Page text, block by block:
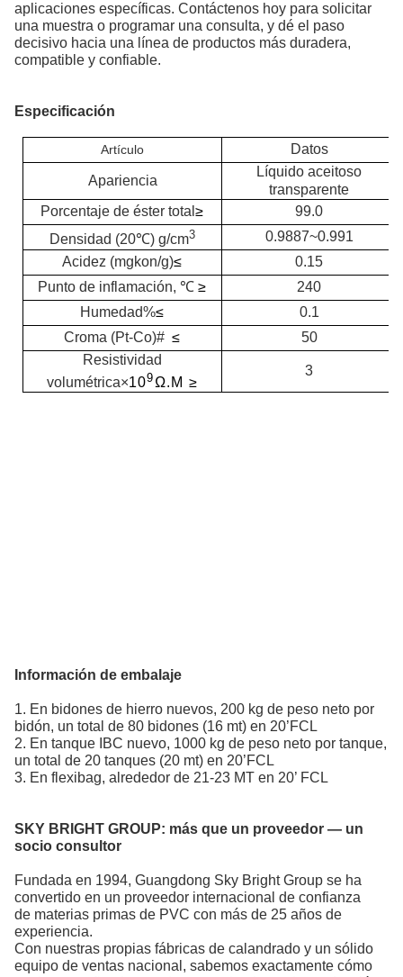
aplicaciones específicas. Contáctenos hoy para solicitar
una muestra o programar una consulta, y dé el paso
decisivo hacia una línea de productos más duradera,
compatible y confiable.
Especificación
Artículo Datos
Apariencia
Líquido aceitoso
transparente
Porcentaje de éster total ≥
99.0
Densidad (20℃) g/cm3
0.9887~0.991
Acidez (mgkon/g)≤
0.15
Punto de inflamación, ℃ ≥
240
Humedad%≤
0.1
Croma (Pt-Co)# ≤
50
Resistividad
volumétrica×109 Ω.M ≥
3
Información de embalaje
1. En bidones de hierro nuevos, 200 kg de peso neto por
bidón, un total de 80 bidones (16 mt) en 20’FCL
2. En tanque IBC nuevo, 1000 kg de peso neto por tanque,
un total de 20 tanques (20 mt) en 20’FCL
3. En flexibag, alrededor de 21-23 MT en 20’ FCL
SKY BRIGHT GROUP: más que un proveedor — un
socio consultor
Fundada en 1994, Guangdong Sky Bright Group se ha
convertido en un proveedor internacional de confianza
de materias primas de PVC con más de 25 años de
experiencia.
Con nuestras propias fábricas de calandrado y un sólido
equipo de ventas nacional, sabemos exactamente cómo